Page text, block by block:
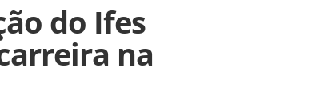
do Ifes
na